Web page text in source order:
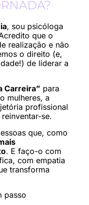
, sou psicóloga
que o
realização e não
o direito (e,
de liderar a
Carreira” para
mulheres, a
profissional
se.
que, como
. E faço-o com
com empatia
transforma
passo